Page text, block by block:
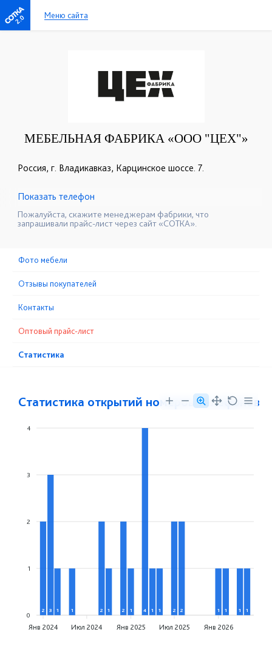
2.0 Меню сайта
МЕБЕЛЬНАЯ ФАБРИКА «ООО "ЦЕХ"»
Россия, г. Владикавказ, Карцинское шоссе. 7.
☎+7 (918) 822-83-68
Показать телефон
Пожалуйста, скажите менеджерам фабрики, что
запрашивали прайс-лист через сайт «СОТКА».
Фото мебели
Отзывы покупателей
Контакты
Оптовый прайс-лист
Статистика
Статистика открытий номеров телефонов
4
3
2
1
0
2 3 1 1 2 1 2 1 4 1 1 2 2 1 1 1 1
Янв 2024 Июл 2024 Янв 2025 Июл 2025 Янв 2026